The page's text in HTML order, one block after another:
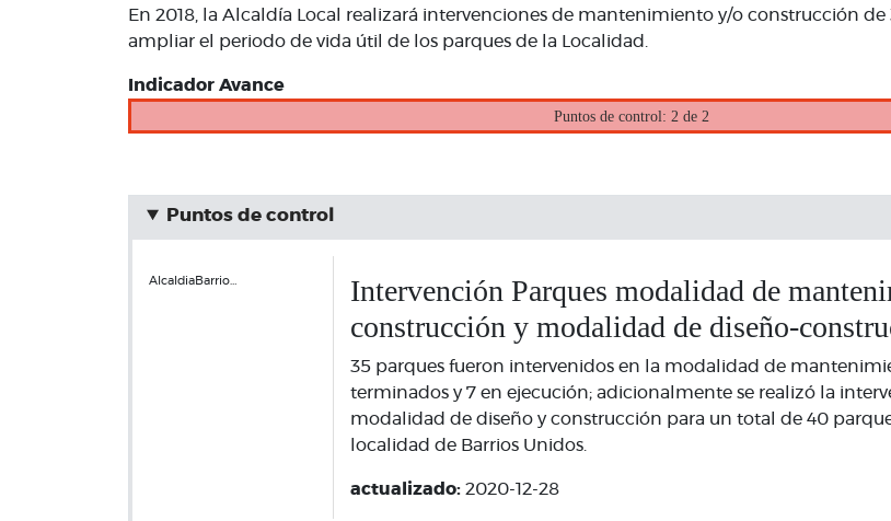
En 2018, la Alcaldía Local realizará intervenciones de mantenimiento y/o construcción de
ampliar el periodo de vida útil de los parques de la Localidad.
Indicador Avance
Puntos de control: 2 de 2
Puntos de control
AlcaldiaBarrio…
Intervención Parques modalidad de
construcción y modalidad de diseño-
35 parques fueron intervenidos en la modalidad de
terminados y 7 en ejecución; adicionalmente se realizó la
modalidad de diseño y construcción para un total de 40
localidad de Barrios Unidos.
actualizado: 2020-12-28